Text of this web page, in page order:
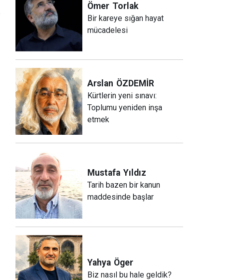
Ömer Torlak
Bir kareye sığan hayat
mücadelesi
Arslan ÖZDEMİR
Kürtlerin yeni sınavı:
Toplumu yeniden inşa
etmek
Mustafa Yıldız
Tarih bazen bir kanun
maddesinde başlar
Yahya Öger
Biz nasıl bu hale geldik?